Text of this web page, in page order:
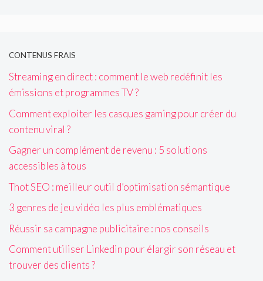
CONTENUS FRAIS
Streaming en direct : comment le web redéfinit les
émissions et programmes TV ?
Comment exploiter les casques gaming pour créer du
contenu viral ?
Gagner un complément de revenu : 5 solutions
accessibles à tous
Thot SEO : meilleur outil d’optimisation sémantique
3 genres de jeu vidéo les plus emblématiques
Réussir sa campagne publicitaire : nos conseils
Comment utiliser Linkedin pour élargir son réseau et
trouver des clients ?